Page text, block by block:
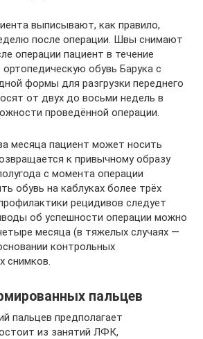
выписывают, как правило,
после операции. Швы снимают
операции пациент в течение
обувь Барука с
формы для разгрузки переднего
от двух до восьми недель в
проведённой операции.
месяца пациент может носить
к привычному образу
с момента операции
обувь на каблуках более трёх
рецидивов следует
об успешности операции можно
месяца (в тяжелых случаях —
контрольных
снимков.
пальцев
пальцев предполагает
из занятий ЛФК,